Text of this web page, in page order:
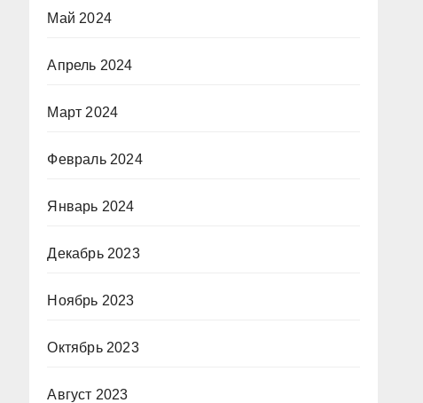
Май 2024
Апрель 2024
Март 2024
Февраль 2024
Январь 2024
Декабрь 2023
Ноябрь 2023
Октябрь 2023
Август 2023